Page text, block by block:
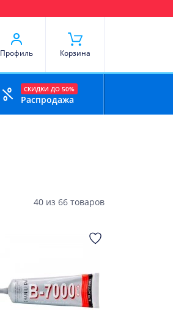
Профиль Корзина
СКИДКИ ДО 50%
Распродажа
40 из 66 товаров